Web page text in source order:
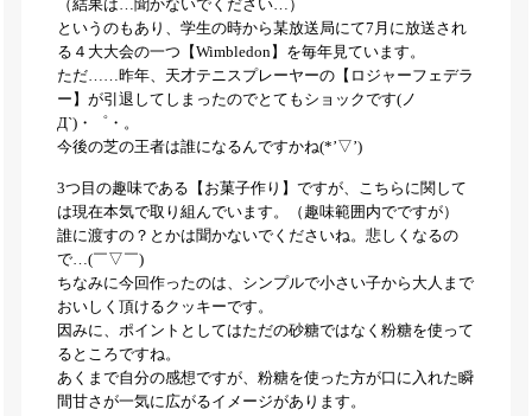
（結果は…聞かないでください…）
というのもあり、学生の時から某放送局にて7月に放送され
る４大大会の一つ【Wimbledon】を毎年見ています。
ただ……昨年、天才テニスプレーヤーの【ロジャーフェデラ
ー】が引退してしまったのでとてもショックです(ノ
Д`)・゜・。
今後の芝の王者は誰になるんですかね(*’▽’)
3つ目の趣味である【お菓子作り】ですが、こちらに関して
は現在本気で取り組んでいます。（趣味範囲内でですが）
誰に渡すの？とかは聞かないでくださいね。悲しくなるの
で…(￣▽￣)
ちなみに今回作ったのは、シンプルで小さい子から大人まで
おいしく頂けるクッキーです。
因みに、ポイントとしてはただの砂糖ではなく粉糖を使って
るところですね。
あくまで自分の感想ですが、粉糖を使った方が口に入れた瞬
間甘さが一気に広がるイメージがあります。